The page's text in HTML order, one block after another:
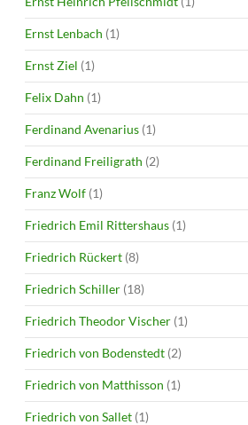
Ernst Lenbach (1)
Ernst Ziel (1)
Felix Dahn (1)
Ferdinand Avenarius (1)
Ferdinand Freiligrath (2)
Franz Wolf (1)
Friedrich Emil Rittershaus (1)
Friedrich Rückert (8)
Friedrich Schiller (18)
Friedrich Theodor Vischer (1)
Friedrich von Bodenstedt (2)
Friedrich von Matthisson (1)
Friedrich von Sallet (1)